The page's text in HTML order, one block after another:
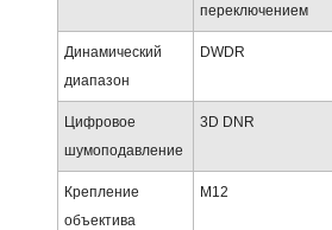
переключением
Динамический
диапазон
DWDR
Цифровое
шумоподавление
3D DNR
Крепление
объектива
M12